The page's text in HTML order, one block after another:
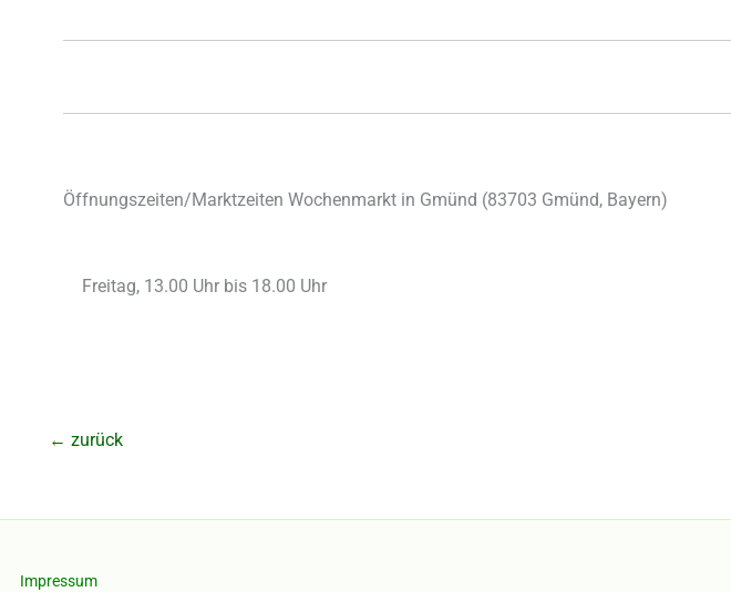
Öffnungszeiten/Marktzeiten Wochenmarkt in Gmünd (83703 Gmünd, Bayern)
Freitag, 13.00 Uhr bis 18.00 Uhr
← zurück
Impressum